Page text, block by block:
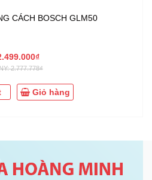
CÁCH BOSCH GLM50
2.777.778₫
Giỏ hàng